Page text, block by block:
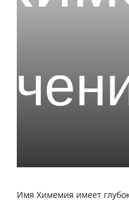
Имя Химемия имеет